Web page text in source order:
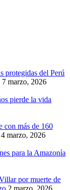
protegidas del Perú
7 marzo, 2026
pierde la vida
con más de 160
4 marzo, 2026
para la Amazonía
por muerte de
2 marzo, 2026